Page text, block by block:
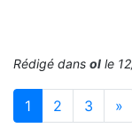
Rédigé dans ol le
1 (current)
2 3 »